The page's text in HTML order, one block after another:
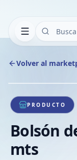
Volver al
1/1
PRODUCTO
Bolsón
mts